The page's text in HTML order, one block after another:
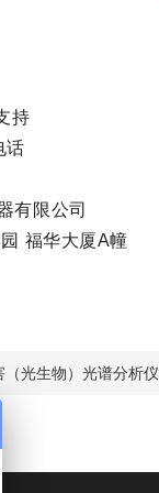
持
话
有限公司
福华大厦A幢
光生物）光谱分析仪